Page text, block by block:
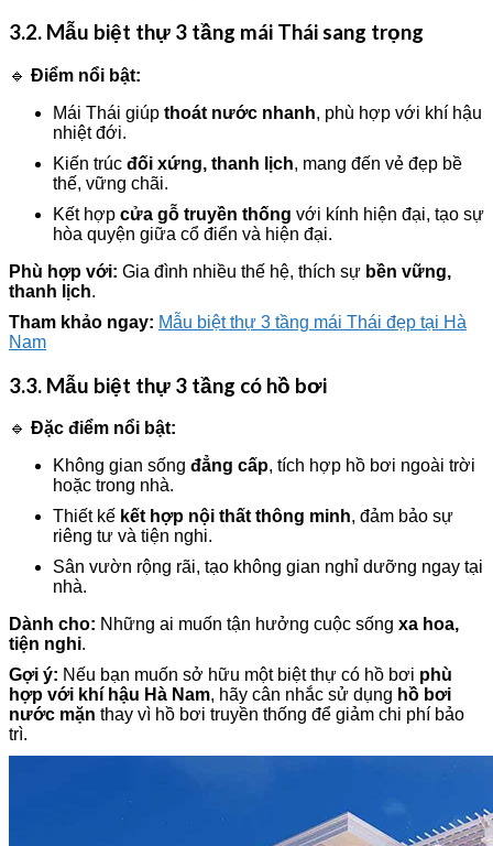
3.2. Mẫu biệt thự 3 tầng mái Thái sang trọng
🔹 Điểm nổi bật:
Mái Thái giúp thoát nước nhanh, phù hợp với khí hậu
nhiệt đới.
Kiến trúc đối xứng, thanh lịch, mang đến vẻ đẹp bề
thế, vững chãi.
Kết hợp cửa gỗ truyền thống với kính hiện đại, tạo sự
hòa quyện giữa cổ điển và hiện đại.
Phù hợp với: Gia đình nhiều thế hệ, thích sự bền vững,
thanh lịch.
Tham khảo ngay: Mẫu biệt thự 3 tầng mái Thái đẹp tại Hà
Nam
3.3. Mẫu biệt thự 3 tầng có hồ bơi
🔹 Đặc điểm nổi bật:
Không gian sống đẳng cấp, tích hợp hồ bơi ngoài trời
hoặc trong nhà.
Thiết kế kết hợp nội thất thông minh, đảm bảo sự
riêng tư và tiện nghi.
Sân vườn rộng rãi, tạo không gian nghỉ dưỡng ngay tại
nhà.
Dành cho: Những ai muốn tận hưởng cuộc sống xa hoa,
tiện nghi.
Gợi ý: Nếu bạn muốn sở hữu một biệt thự có hồ bơi phù
hợp với khí hậu Hà Nam, hãy cân nhắc sử dụng hồ bơi
nước mặn thay vì hồ bơi truyền thống để giảm chi phí bảo
trì.